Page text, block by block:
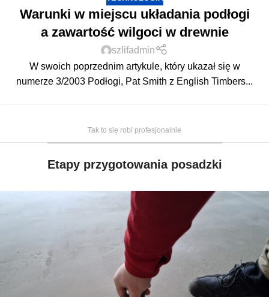
Warunki w miejscu układania podłogi
a zawartość wilgoci w drewnie
szlifadmin
W swoich poprzednim artykule, który ukazał się w
numerze 3/2003 Podłogi, Pat Smith z English Timbers...
Tak to się robi profesjonalnie
Etapy przygotowania posadzki